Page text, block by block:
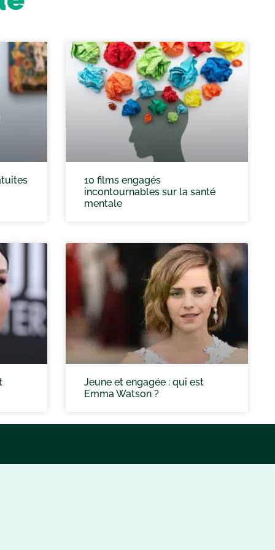
10 films engagés
incontournables sur la santé
mentale
Jeune et engagée : qui est
Emma Watson ?